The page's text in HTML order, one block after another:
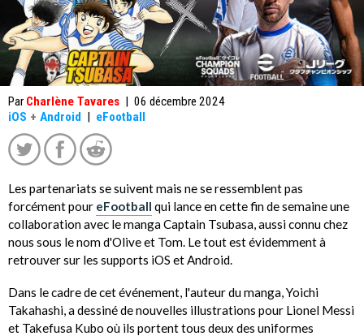
Par Charlène Tavares | 06 décembre 2024
iOS + Android | eFootball
Les partenariats se suivent mais ne se ressemblent pas
forcément pour eFootball qui lance en cette fin de semaine une
collaboration avec le manga Captain Tsubasa, aussi connu chez
nous sous le nom d'Olive et Tom. Le tout est évidemment à
retrouver sur les supports iOS et Android.
Dans le cadre de cet événement, l'auteur du manga, Yoichi
Takahashi, a dessiné de nouvelles illustrations pour Lionel Messi
et Takefusa Kubo où ils portent tous deux des uniformes